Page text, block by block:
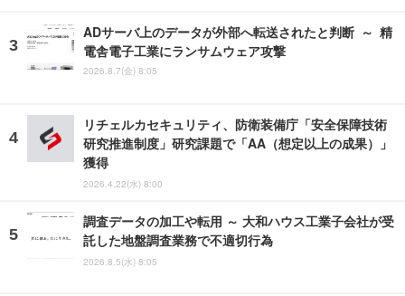
ADサーバ上のデータが外部へ転送されたと判断 ～ 精
電舎電子工業にランサムウェア攻撃
2026.8.7(金) 8:05
リチェルカセキュリティ、防衛装備庁「安全保障技術
研究推進制度」研究課題で「AA（想定以上の成果）」
獲得
2026.4.22(水) 8:00
調査データの加工や転用 ～ 大和ハウス工業子会社が受
託した地盤調査業務で不適切行為
2026.8.5(水) 8:05